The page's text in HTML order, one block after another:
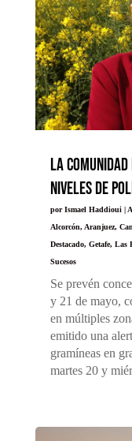
La
niveles de
porIsmael Haddioui|
Alcorcón, Aranjuez,
Destacado, Getafe, Las
Sucesos
Se prevén
y 21 de mayo,
en múltiples
emitido una
gramíneas en
martes 20 y